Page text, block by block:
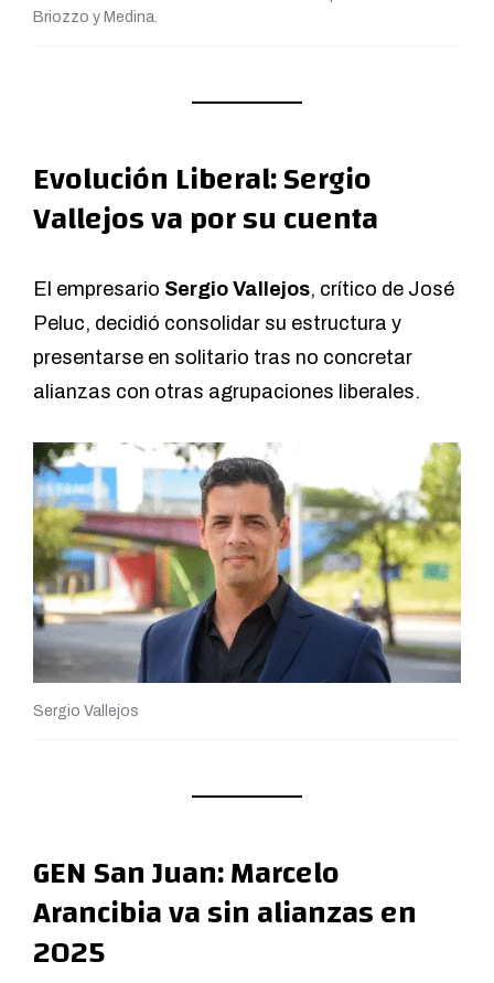
Briozzo y Medina.
Evolución Liberal: Sergio
Vallejos va por su cuenta
El empresario Sergio Vallejos, crítico de José
Peluc, decidió consolidar su estructura y
presentarse en solitario tras no concretar
alianzas con otras agrupaciones liberales.
Sergio Vallejos
GEN San Juan: Marcelo
Arancibia va sin alianzas en
2025